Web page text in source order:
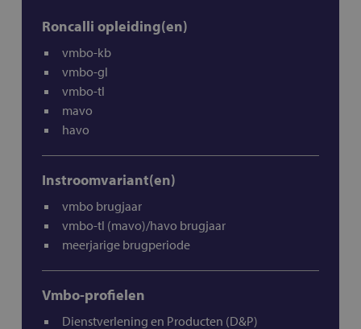
Roncalli opleiding(en)
vmbo-kb
vmbo-gl
vmbo-tl
mavo
havo
Instroomvariant(en)
vmbo brugjaar
vmbo-tl (mavo)/havo brugjaar
meerjarige brugperiode
Vmbo-profielen
Dienstverlening en Producten (D&P)